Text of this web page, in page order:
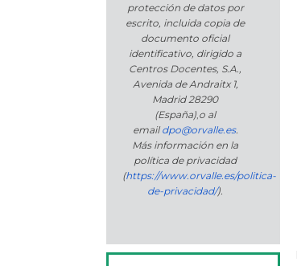
protección de datos por
escrito, incluida copia de
documento oficial
identificativo, dirigido a
Centros Docentes, S.A.,
Avenida de Andraitx 1,
Madrid 28290
(España),o al
emaildpo@orvalle.es.
Más información en la
política de privacidad
(https://www.orvalle.es/politica-
de-privacidad/).